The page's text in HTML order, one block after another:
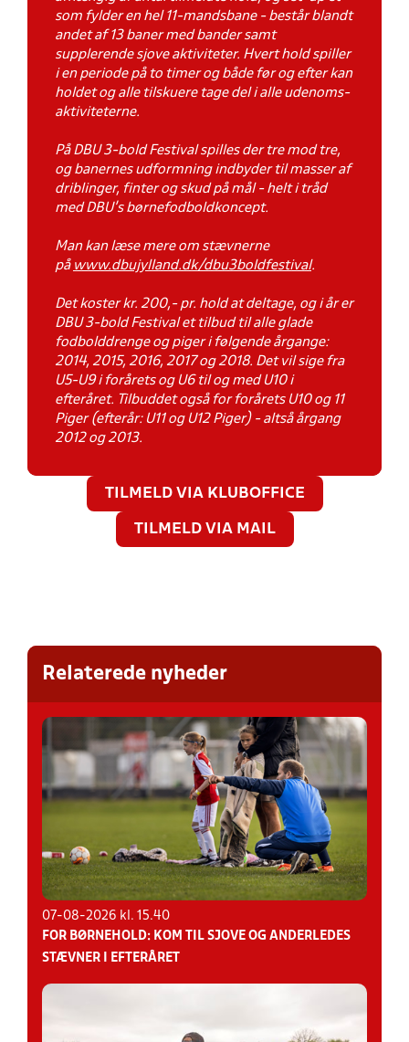
som fylder en hel 11-mandsbane - består blandt
andet af 13 baner med bander samt
supplerende sjove aktiviteter. Hvert hold spiller
i en periode på to timer og både før og efter kan
holdet og alle tilskuere tage del i alle udenoms-
aktiviteterne.
På DBU 3-bold Festival spilles der tre mod tre,
og banernes udformning indbyder til masser af
driblinger, finter og skud på mål - helt i tråd
med DBU's børnefodboldkoncept.
Man kan læse mere om stævnerne
på www.dbujylland.dk/dbu3boldfestival.
Det koster kr. 200,- pr. hold at deltage, og i år er
DBU 3-bold Festival et tilbud til alle glade
fodbolddrenge og piger i følgende årgange:
2014, 2015, 2016, 2017 og 2018. Det vil sige fra
U5-U9 i forårets og U6 til og med U10 i
efteråret. Tilbuddet også for forårets U10 og 11
Piger (efterår: U11 og U12 Piger) - altså årgang
2012 og 2013.
TILMELD VIA KLUBOFFICE
TILMELD VIA MAIL
Relaterede nyheder
07-08-2026 kl. 15.40
FOR BØRNEHOLD: KOM TIL SJOVE OG ANDERLEDES
STÆVNER I EFTERÅRET